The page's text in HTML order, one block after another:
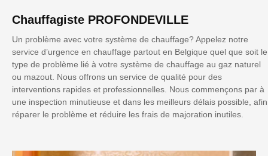
Chauffagiste PROFONDEVILLE
Un problème avec votre système de chauffage? Appelez notre
service d’urgence en chauffage partout en Belgique quel que soit le
type de problème lié à votre système de chauffage au gaz naturel
ou mazout. Nous offrons un service de qualité pour des
interventions rapides et professionnelles. Nous commençons par à
une inspection minutieuse et dans les meilleurs délais possible, afin
réparer le problème et réduire les frais de majoration inutiles.